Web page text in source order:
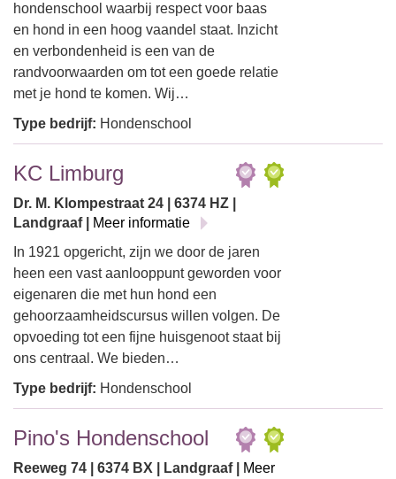
hondenschool waarbij respect voor baas
en hond in een hoog vaandel staat. Inzicht
en verbondenheid is een van de
randvoorwaarden om tot een goede relatie
met je hond te komen. Wij…
Type bedrijf: Hondenschool
KC Limburg
Dr. M. Klompestraat 24 | 6374 HZ |
Landgraaf |
Meer informatie
In 1921 opgericht, zijn we door de jaren
heen een vast aanlooppunt geworden voor
eigenaren die met hun hond een
gehoorzaamheidscursus willen volgen. De
opvoeding tot een fijne huisgenoot staat bij
ons centraal. We bieden…
Type bedrijf: Hondenschool
Pino's Hondenschool
Reeweg 74 | 6374 BX | Landgraaf |
Meer